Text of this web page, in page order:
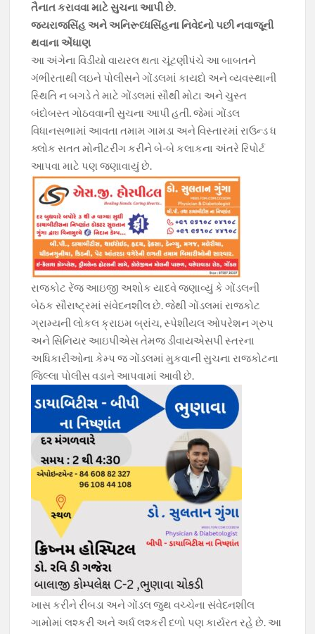
તૈનાત કરાવવા માટે સુચના આપી છે.
જયરાજસિંહ અને અનિરૂધ્ધસિંહના નિવેદનો પછી નવાજૂની
થવાના એંધાણ
આ અંગેના વિડીયો વાયરલ થતા ચૂંટણીપંચે આ બાબતને
ગંભીરતાથી લઇને પોલીસને ગોંડલમાં કાયદો અને વ્યવસ્થાની
સ્થિતિ ન બગડે તે માટે ગોંડલમાં સૌથી મોટા અને ચુસ્ત
બંદોબસ્ત ગોઠવવાની સુચના આપી હતી. જેમાં ગોંડલ
વિધાનસભામાં આવતા તમામ ગામડા અને વિસ્તારમાં રાઉન્ડ ધ
ક્લોક સતત મોનીટરીંગ કરીને બે-બે કલાકના અંતરે રિપોર્ટ
આપવા માટે પણ જણાવાયું છે.
રાજકોટ રેંજ આઇજી અશોક યાદવે જણાવ્યું કે ગોંડલની
બેઠક સૌરાષ્ટ્રમાં સંવેદનશીલ છે. જેથી ગોંડલમાં રાજકોટ
ગ્રામ્યની લોકલ ક્રાઇમ બ્રાંચ, સ્પેશીયલ ઓપરેશન ગ્રુપ
અને સિનિયર આઇપીએસ તેમજ ડીવાયએસપી સ્તરના
અધિકારીઓના કેમ્પ જ ગોંડલમાં મુકવાની સુચના રાજકોટના
જિલ્લા પોલીસ વડાને આપવામાં આવી છે.
ખાસ કરીને રીબડા અને ગોંડલ જુથ વચ્ચેના સંવેદનશીલ
ગામોમાં લશ્કરી અને અર્ધ લશ્કરી દળો પણ કાર્યરત રહે છે. આ